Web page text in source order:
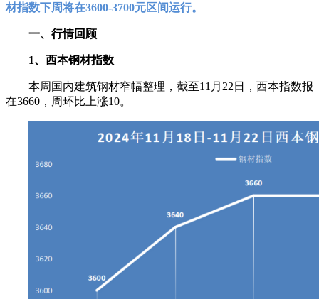
材指数下周将在3600-3700元区间运行。
一、行情回顾
1、西本钢材指数
本周国内建筑钢材窄幅整理，截至11月22日，西本指数报
在3660，周环比上涨10。